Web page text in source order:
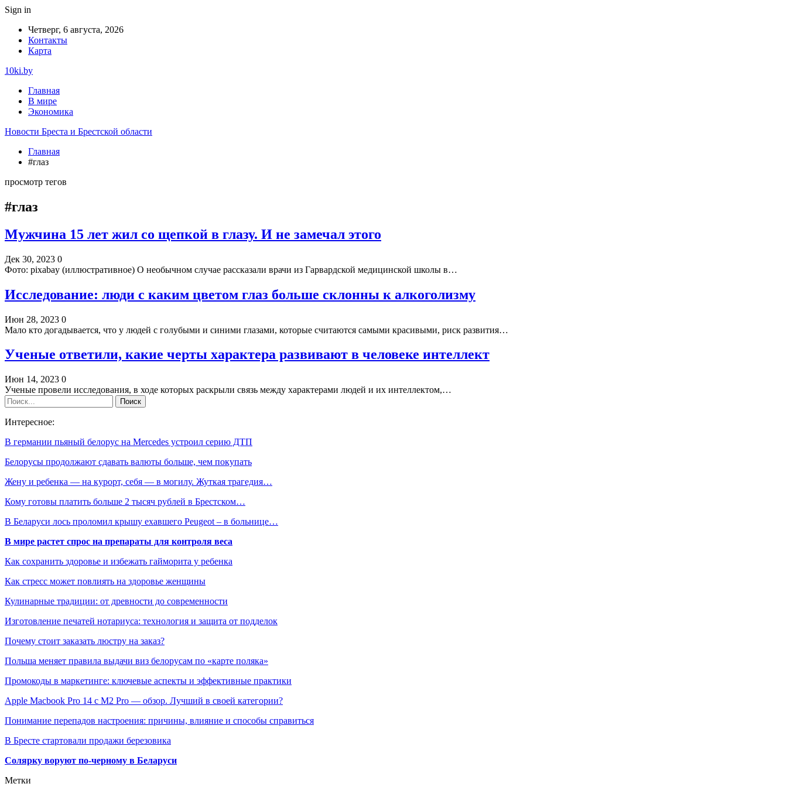
Sign in
Четверг, 6 августа, 2026
Контакты
Карта
10ki.by
Главная
В мире
Экономика
Новости Бреста и Брестской области
Главная
#глаз
просмотр тегов
#глаз
Мужчина 15 лет жил со щепкой в глазу. И не замечал этого
Дек 30, 2023 0
Фото: pixabay (иллюстративное) О необычном случае рассказали врачи из Гарвардской медицинской школы в…
Исследование: люди с каким цветом глаз больше склонны к алкоголизму
Июн 28, 2023 0
Мало кто догадывается, что у людей с голубыми и синими глазами, которые считаются самыми красивыми, риск развития…
Ученые ответили, какие черты характера развивают в человеке интеллект
Июн 14, 2023 0
Ученые провели исследования, в ходе которых раскрыли связь между характерами людей и их интеллектом,…
Интересное:
В германии пьяный белорус на Mercedes устроил серию ДТП
Белорусы продолжают сдавать валюты больше, чем покупать
Жену и ребенка — на курорт, себя — в могилу. Жуткая трагедия…
Кому готовы платить больше 2 тысяч рублей в Брестском…
В Беларуси лось проломил крышу ехавшего Peugeot – в больнице…
В мире растет спрос на препараты для контроля веса
Как сохранить здоровье и избежать гайморита у ребенка
Как стресс может повлиять на здоровье женщины
Кулинарные традиции: от древности до современности
Изготовление печатей нотариуса: технология и защита от подделок
Почему стоит заказать люстру на заказ?
Польша меняет правила выдачи виз белорусам по «карте поляка»
Промокоды в маркетинге: ключевые аспекты и эффективные практики
Apple Macbook Pro 14 с M2 Pro — обзор. Лучший в своей категории?
Понимание перепадов настроения: причины, влияние и способы справиться
В Бресте стартовали продажи березовика
Солярку воруют по-черному в Беларуси
Метки